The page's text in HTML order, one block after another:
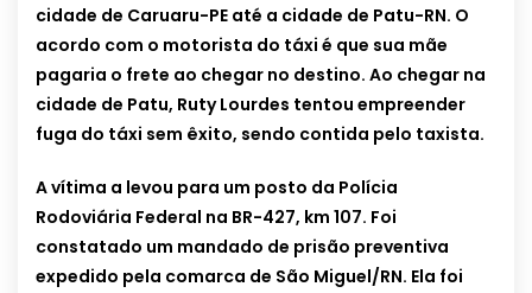
cidade de Caruaru-PE até a cidade de Patu-RN. O
acordo com o motorista do táxi é que sua mãe
pagaria o frete ao chegar no destino. Ao chegar na
cidade de Patu, Ruty Lourdes tentou empreender
fuga do táxi sem êxito, sendo contida pelo taxista.
A vítima a levou para um posto da Polícia
Rodoviária Federal na BR-427, km 107. Foi
constatado um mandado de prisão preventiva
expedido pela comarca de São Miguel/RN. Ela foi